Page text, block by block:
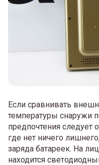
Если сравнивать
температуры снаружи
предпочтения следует
где нет ничего
заряда батареек. На
находится